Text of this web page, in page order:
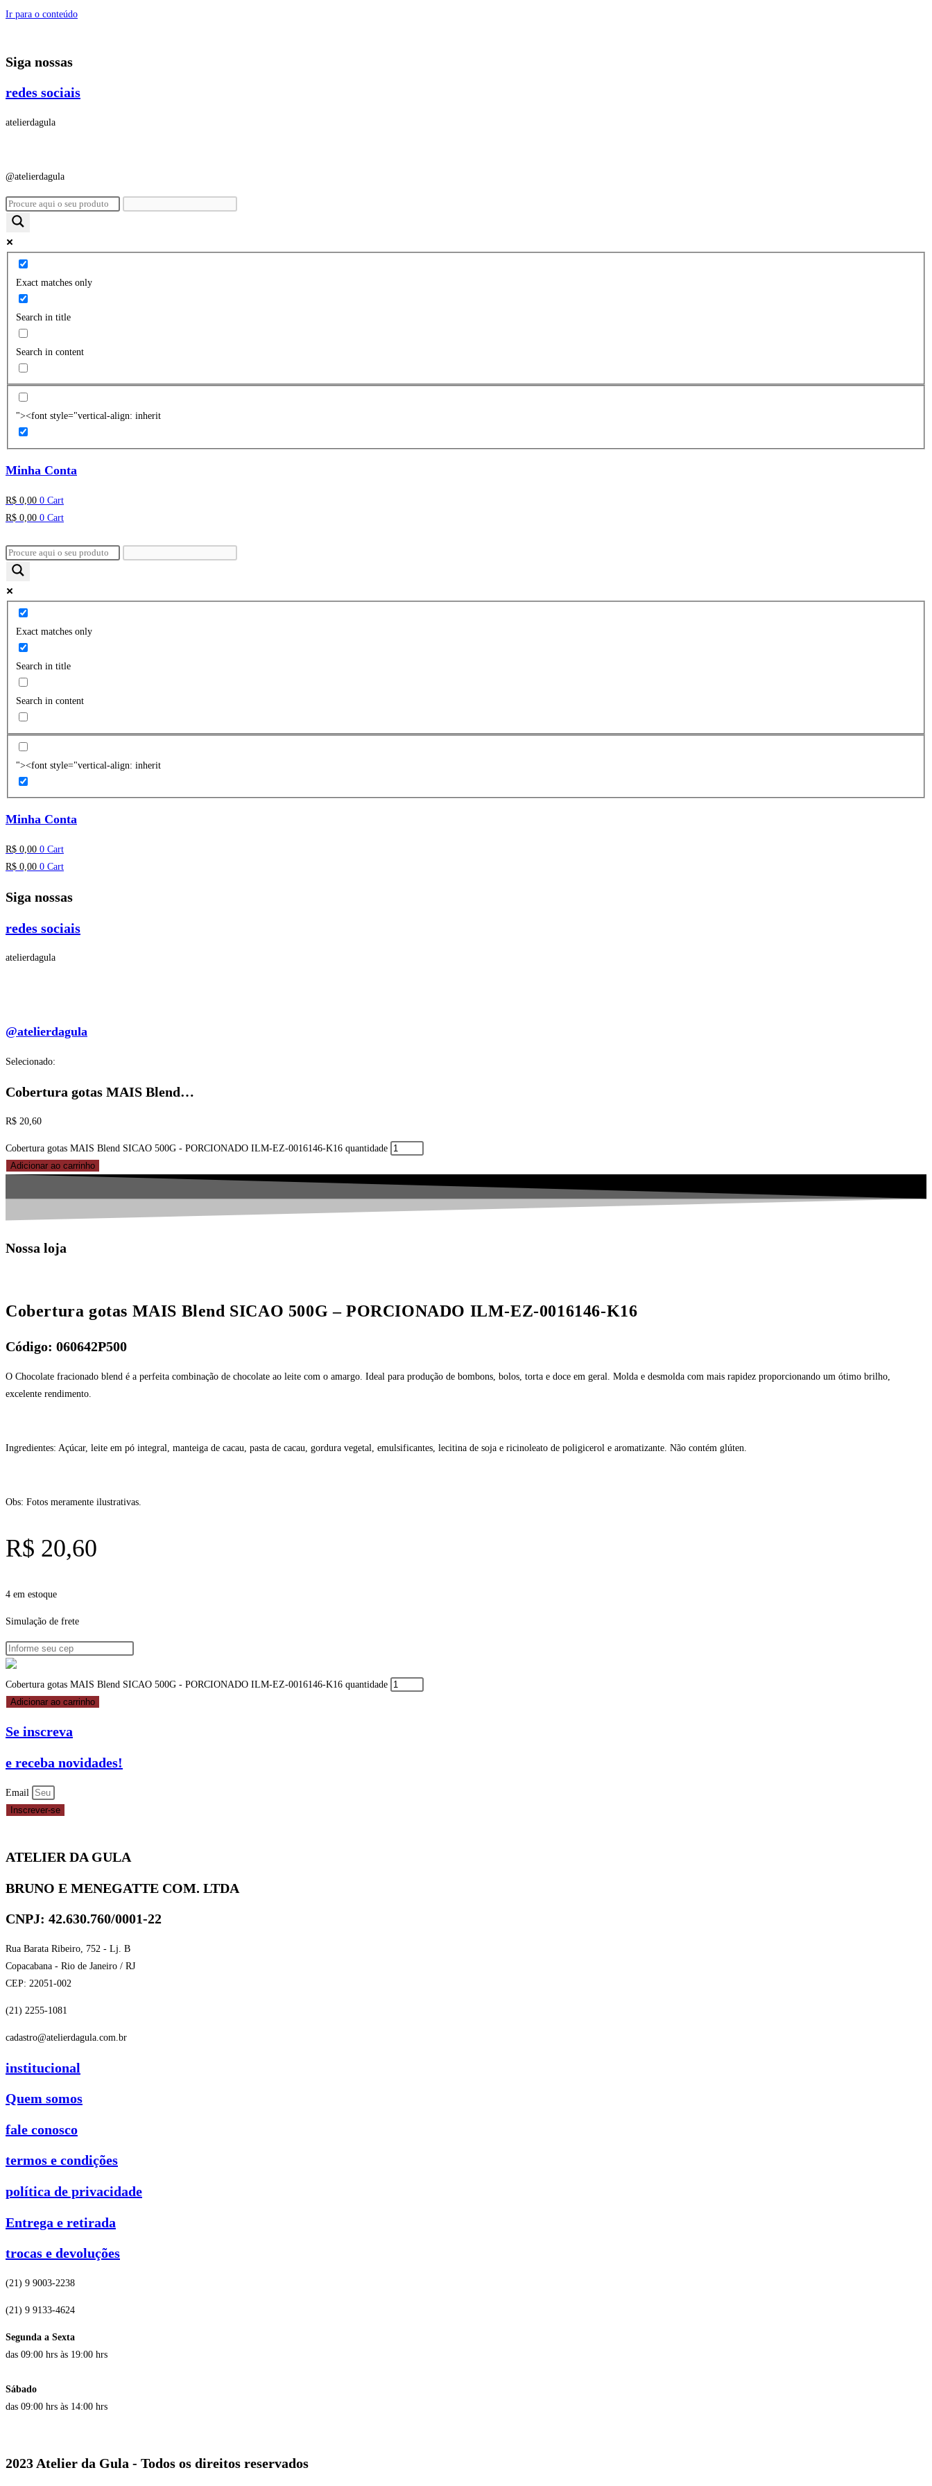
Ir para o conteúdo
Siga nossas
redes sociais
atelierdagula
@atelierdagula
Exact matches only
Search in title
Search in content
"><font style="vertical-align: inherit
Minha Conta
R$ 0,00 0 Cart
R$ 0,00 0 Cart
Exact matches only
Search in title
Search in content
"><font style="vertical-align: inherit
Minha Conta
R$ 0,00 0 Cart
R$ 0,00 0 Cart
Siga nossas
redes sociais
atelierdagula
@atelierdagula
Selecionado:
Cobertura gotas MAIS Blend…
R$ 20,60
Cobertura gotas MAIS Blend SICAO 500G - PORCIONADO ILM-EZ-0016146-K16 quantidade
Adicionar ao carrinho
Nossa loja
Cobertura gotas MAIS Blend SICAO 500G – PORCIONADO ILM-EZ-0016146-K16
Código: 060642P500
O Chocolate fracionado blend é a perfeita combinação de chocolate ao leite com o amargo. Ideal para produção de bombons, bolos, torta e doce em geral. Molda e desmolda com mais rapidez proporcionando um ótimo brilho,
excelente rendimento.
Ingredientes: Açúcar, leite em pó integral, manteiga de cacau, pasta de cacau, gordura vegetal, emulsificantes, lecitina de soja e ricinoleato de poligicerol e aromatizante. Não contém glúten.
Obs: Fotos meramente ilustrativas.
R$ 20,60
4 em estoque
Simulação de frete
Cobertura gotas MAIS Blend SICAO 500G - PORCIONADO ILM-EZ-0016146-K16 quantidade
Adicionar ao carrinho
Se inscreva
e receba novidades!
Email
Inscrever-se
ATELIER DA GULA
BRUNO E MENEGATTE COM. LTDA
CNPJ: 42.630.760/0001-22
Rua Barata Ribeiro, 752 - Lj. B
Copacabana - Rio de Janeiro / RJ
CEP: 22051-002
(21) 2255-1081
cadastro@atelierdagula.com.br
institucional
Quem somos
fale conosco
termos e condições
política de privacidade
Entrega e retirada
trocas e devoluções
(21) 9 9003-2238
(21) 9 9133-4624
Segunda a Sexta
das 09:00 hrs às 19:00 hrs
Sábado
das 09:00 hrs às 14:00 hrs
2023 Atelier da Gula - Todos os direitos reservados